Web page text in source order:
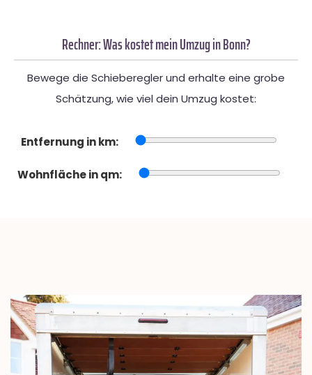
Rechner: Was kostet mein Umzug in Bonn?
Bewege die Schieberegler und erhalte eine grobe
Schätzung, wie viel dein Umzug kostet:
Entfernung in km:
Wohnfläche in qm: